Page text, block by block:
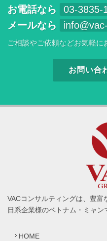
お電話なら
03-3835-
メールなら
ご相談やご依頼などお気軽に
お問い合
VACコンサルティングは、豊
日系企業様のベトナム・ミャン
HOME